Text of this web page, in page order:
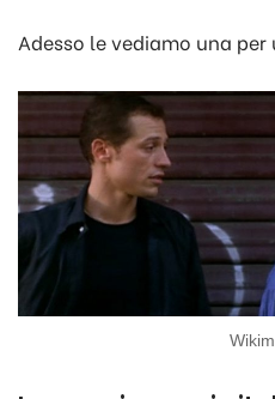
Adesso le vediamo una per